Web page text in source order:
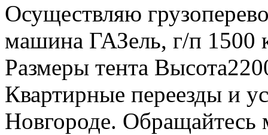
Осуществляю
машина ГАЗель, г/п 1500
Размеры тента
Квартирные переезды и
Новгороде.